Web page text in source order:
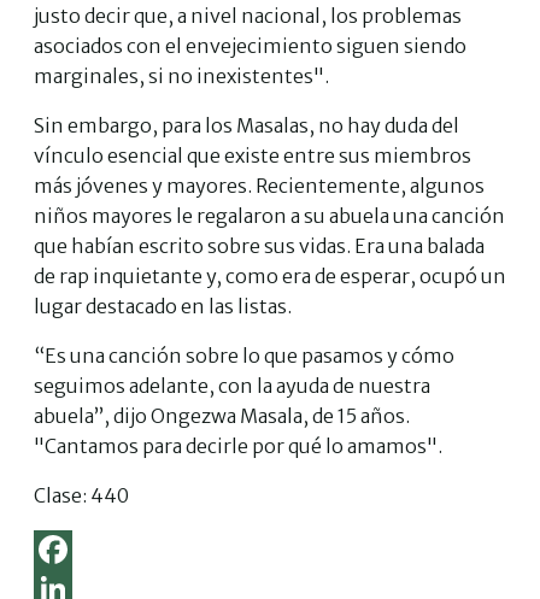
justo decir que, a nivel nacional, los problemas
asociados con el envejecimiento siguen siendo
marginales, si no inexistentes".
Sin embargo, para los Masalas, no hay duda del
vínculo esencial que existe entre sus miembros
más jóvenes y mayores. Recientemente, algunos
niños mayores le regalaron a su abuela una canción
que habían escrito sobre sus vidas. Era una balada
de rap inquietante y, como era de esperar, ocupó un
lugar destacado en las listas.
“Es una canción sobre lo que pasamos y cómo
seguimos adelante, con la ayuda de nuestra
abuela”, dijo Ongezwa Masala, de 15 años.
"Cantamos para decirle por qué lo amamos".
Clase: 440
F